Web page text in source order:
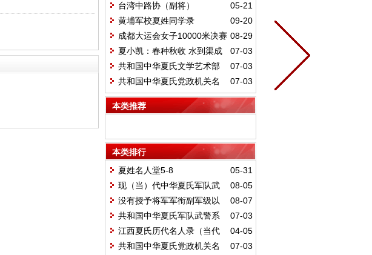
05-21
台湾中路协（副将）
09-20
黄埔军校夏姓同学录
08-29
成都大运会女子10000米决赛
金牌获得者夏雨雨
07-03
夏小凯：春种秋收 水到渠成
07-03
共和国中华夏氏文学艺术部
门名人
07-03
共和国中华夏氏党政机关名
人
本类推荐
本类排行
05-31
夏姓名人堂5-8
08-05
现（当）代中华夏氏军队武
警公检法司法机关闻人（部分）08-07
没有授予将军军衔副军级以
上夏姓将领名录
07-03
共和国中华夏氏军队武警系
列名人（将军）
04-05
江西夏氏历代名人录（当代
部分）
07-03
共和国中华夏氏党政机关名